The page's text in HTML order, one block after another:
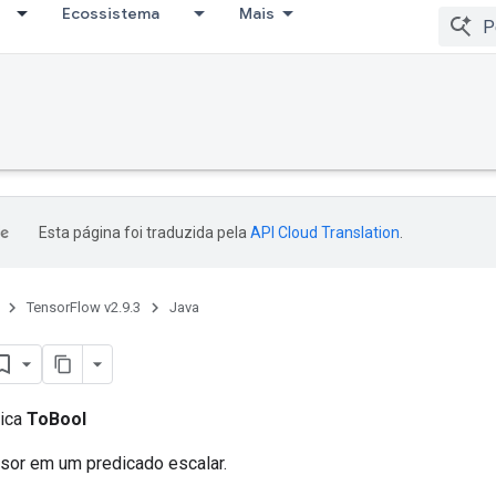
Ecossistema Mais
Esta página foi traduzida pela API Cloud Translation
TensorFlow v2.9.3 Java
ToBool
em um predicado escalar.